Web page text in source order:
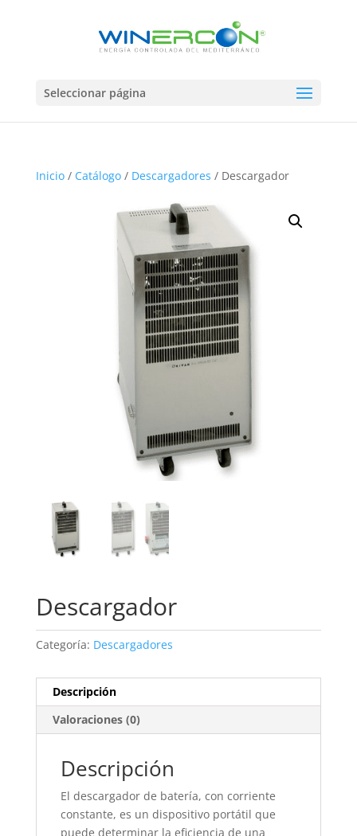
Seleccionar página
Inicio/ Catálogo/ Descargadores / Descargador
Descargador
Categoría: Descargadores
Descripción
Valoraciones (0)
Descripción
El descargador de batería, con corriente
constante, es un dispositivo portátil que
puede determinar la eficiencia de una